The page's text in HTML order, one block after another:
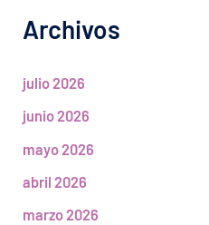
Archivos
julio 2026
junio 2026
mayo 2026
abril 2026
marzo 2026